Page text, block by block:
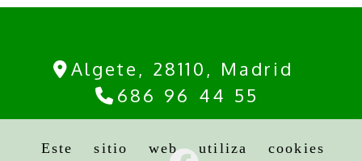
Este sitio web utiliza cookies
Algete, 28110, Madrid
686 96 44 55